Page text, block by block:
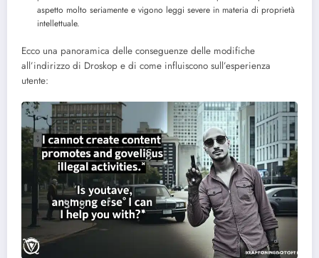
aspetto molto seriamente e vigono leggi severe in materia di proprietà
intellettuale.
Ecco una panoramica delle conseguenze delle modifiche
all’indirizzo di Droskop e di come influiscono sull’esperienza
utente: